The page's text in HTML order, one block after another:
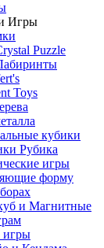
Игры
Puzzle
Toys
кубики
Рубика
игры
форму
и Магнитные
игры